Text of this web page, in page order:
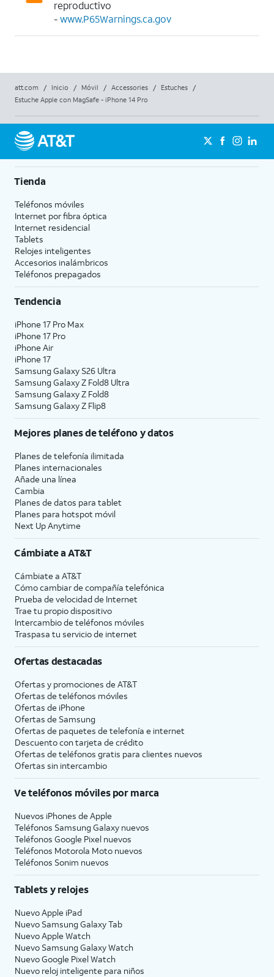
reproductivo
-www.P65Warnings.ca.gov
att.com / Inicio / Móvil / Accessories / Estuches
/
Estuche Apple con MagSafe - iPhone 14 Pro
Tienda
Teléfonos móviles
Internet por fibra óptica
Internet residencial
Tablets
Relojes inteligentes
Accesorios inalámbricos
Teléfonos prepagados
Tendencia
iPhone 17 Pro Max
iPhone 17 Pro
iPhone Air
iPhone 17
Samsung Galaxy S26 Ultra
Samsung Galaxy Z Fold8 Ultra
Samsung Galaxy Z Fold8
Samsung Galaxy Z Flip8
Mejores planes de teléfono y datos
Planes de telefonía ilimitada
Planes internacionales
Añade una línea
Cambia
Planes de datos para tablet
Planes para hotspot móvil
Next Up Anytime
Cámbiate aAT&T
Cámbiate a AT&T
Cómo cambiar de compañía telefónica
Prueba de velocidad de Internet
Trae tu propio dispositivo
Intercambio de teléfonos móviles
Traspasa tu servicio de internet
Ofertas destacadas
Ofertas y promociones de AT&T
Ofertas de teléfonos móviles
Ofertas de iPhone
Ofertas de Samsung
Ofertas de paquetes de telefonía e internet
Descuento con tarjeta de crédito
Ofertas de teléfonos gratis para clientes nuevos
Ofertas sin intercambio
Ve teléfonos móviles por marca
Nuevos iPhones de Apple
Teléfonos Samsung Galaxy nuevos
Teléfonos Google Pixel nuevos
Teléfonos Motorola Moto nuevos
Teléfonos Sonim nuevos
Tablets y relojes
Nuevo Apple iPad
Nuevo Samsung Galaxy Tab
Nuevo Apple Watch
Nuevo Samsung Galaxy Watch
Nuevo Google Pixel Watch
Nuevo reloj inteligente para niños